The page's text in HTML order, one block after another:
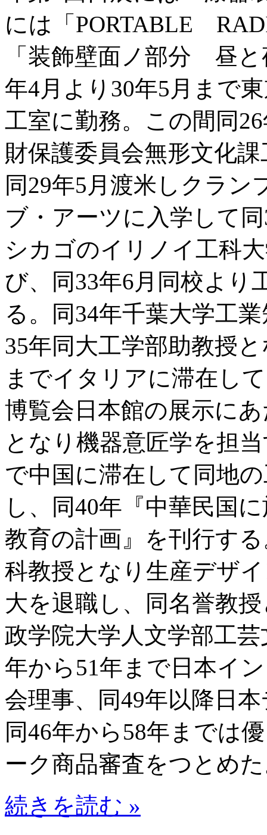
には「PORTABLE
「装飾壁面ノ部分 昼
年4月より30年5月まで
工室に勤務。この間同
財保護委員会無形文化
同29年5月渡米しクラ
ブ・アーツに入学して
シカゴのイリノイ工科
び、同33年6月同校より
る。同34年千葉大学工
35年同大工学部助教授
までイタリアに滞在し
博覧会日本館の展示に
となり機器意匠学を担
で中国に滞在して同地
し、同40年『中華民国
教育の計画』を刊行す
科教授となり生産デザ
大を退職し、同名誉教
政学院大学人文学部工
年から51年まで日本イ
会理事、同49年以降日
同46年から58年までは
ーク商品審査をつとめ
続きを読む »